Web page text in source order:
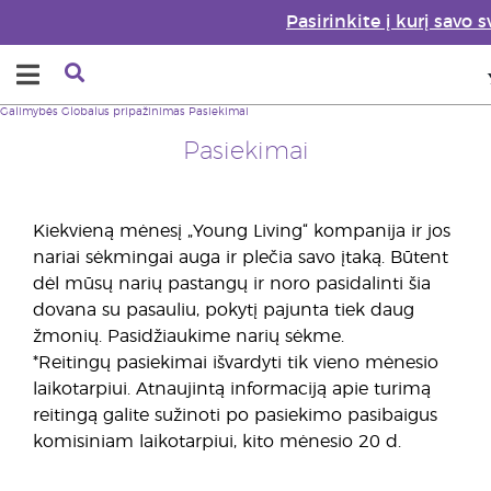
Pasirinkite į kurį savo
Pasiekimai
Galimybės Globalus pripažinimas Pasiekimai
Kiekvieną mėnesį „Young Living“ kompanija ir jos
nariai sėkmingai auga ir plečia savo įtaką. Būtent
dėl mūsų narių pastangų ir noro pasidalinti šia
dovana su pasauliu, pokytį pajunta tiek daug
žmonių. Pasidžiaukime narių sėkme.
*Reitingų pasiekimai išvardyti tik vieno mėnesio
laikotarpiui. Atnaujintą informaciją apie turimą
reitingą galite sužinoti po pasiekimo pasibaigus
komisiniam laikotarpiui, kito mėnesio 20 d.